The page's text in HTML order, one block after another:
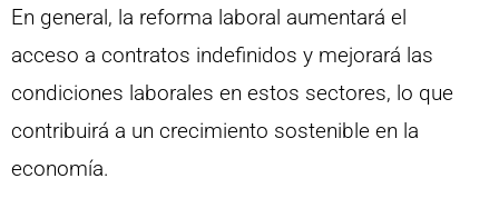
En general, la reforma laboral aumentará el
acceso a contratos indefinidos y mejorará las
condiciones laborales en estos sectores, lo que
contribuirá a un crecimiento sostenible en la
economía.